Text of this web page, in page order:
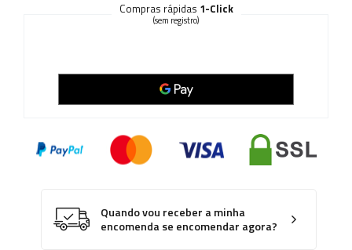
Compras rápidas 1-Click
(sem registro)
Quando vou receber a minha
encomenda se encomendar agora?